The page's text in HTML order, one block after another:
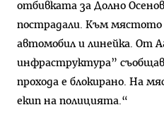
отбивката за Долно
пострадали. Към мястото
автомобил и линейка. От
инфраструктура”
прохода е блокирано. На
екип на полицията.“